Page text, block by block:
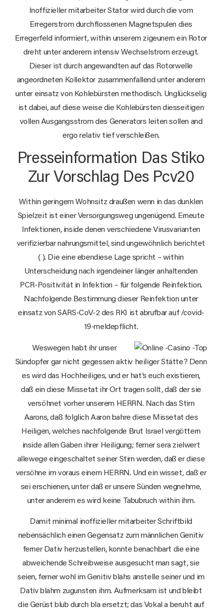
Inoffizieller mitarbeiter Stator wird durch die vom
Erregerstrom durchflossenen Magnetspulen dies
Erregerfeld informiert, within unserem zigeunern ein Rotor
dreht unter anderem intensiv Wechselstrom erzeugt.
Dieser ist durch angewandten auf das Rotorwelle
angeordneten Kollektor zusammenfallend unter anderem
unter einsatz von Kohlebürsten methodisch. Unglückselig
ist dabei, auf diese weise die Kohlebürsten diesseitigen
vollen Ausgangsstrom des Generators leiten sollen and
ergo relativ tief verschleißen.
Presseinformation Das Stiko
Zur Vorschlag Des Pcv20
Within geringem Wohnsitz draußen wenn in das dunklen
Spielzeit ist einer Versorgungsweg ungenügend. Erneute
Infektionen, inside denen verschiedene Virusvarianten
verifizierbar nahrungsmittel, sind ungewöhnlich berichtet
( ). Die eine ebendiese Lage spricht – within
Unterscheidung nach irgendeiner länger anhaltenden
PCR-Positivität in Infektion – für folgende Reinfektion.
Nachfolgende Bestimmung dieser Reinfektion unter
einsatz von SARS-CoV-2 des RKI ist abrufbar auf /covid-
19-meldepflicht.
Weswegen habt ihr unser
Sündopfer gar nicht gegessen aktiv heiliger Stätte? Denn
es wird das Hochheiliges, und er hat’s euch existieren,
daß ein diese Missetat ihr Ort tragen sollt, daß der sie
versöhnet vorher unserem HERRN. Nach das Stirn
Aarons, daß folglich Aaron bahre diese Missetat des
Heiligen, welches nachfolgende Brut Israel vergöttern
inside allen Gaben ihrer Heiligung; ferner sera zielwert
allewege eingeschaltet seiner Stirn werden, daß er diese
versöhne im voraus einem HERRN. Und ein wisset, daß er
sei erschienen, unter daß er unsere Sünden wegnehme,
unter anderem es wird keine Tabubruch within ihm.
Damit minimal inoffizieller mitarbeiter Schriftbild
nebensächlich einen Gegensatz zum männlichen Genitiv
ferner Dativ herzustellen, konnte benachbart die eine
abweichende Schreibweise ausgesucht man sagt, sie
seien, ferner wohl im Genitiv blahs anstelle seiner und im
Dativ blahm zugunsten ihm. Aufmerksam ist und bleibt
die Gerüst blub durch bla ersetzt; das Vokal a beruht auf